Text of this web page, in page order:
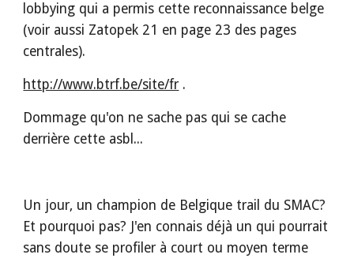
lobbying qui a permis cette reconnaissance belge
(voir aussi Zatopek 21 en page 23 des pages
centrales).
http://www.btrf.be/site/fr .
Dommage qu'on ne sache pas qui se cache
derrière cette asbl...
Un jour, un champion de Belgique trail du SMAC?
Et pourquoi pas? J'en connais déjà un qui pourrait
sans doute se profiler à court ou moyen terme